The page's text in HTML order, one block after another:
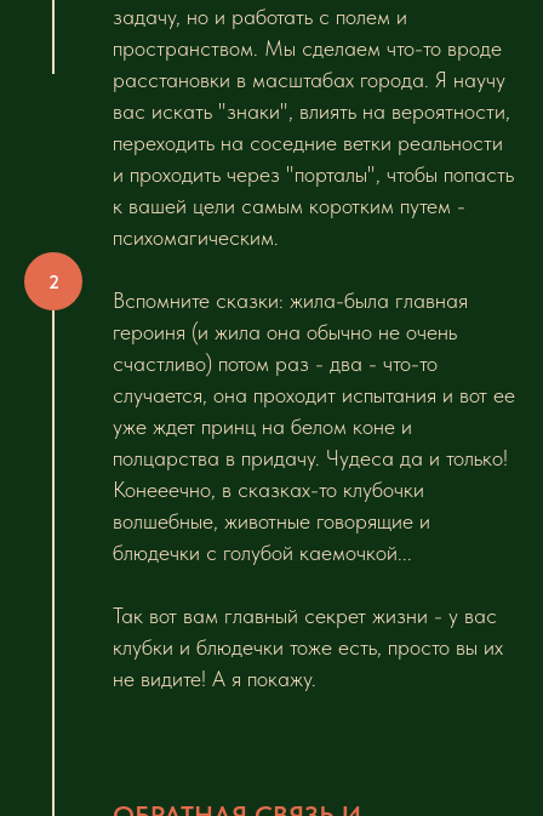
задачу, но и работать с полем и
пространством. Мы сделаем что-то вроде
расстановки в масштабах города. Я научу
вас искать "знаки", влиять на вероятности,
переходить на соседние ветки реальности
и проходить через "порталы", чтобы попасть
к вашей цели самым коротким путем -
психомагическим.
Вспомните сказки: жила-была главная
героиня (и жила она обычно не очень
счастливо) потом раз - два - что-то
случается, она проходит испытания и вот ее
уже ждет принц на белом коне и
полцарства в придачу. Чудеса да и только!
Конееечно, в сказках-то клубочки
волшебные, животные говорящие и
блюдечки с голубой каемочкой...
Так вот вам главный секрет жизни - у вас
клубки и блюдечки тоже есть, просто вы их
не видите! А я покажу.